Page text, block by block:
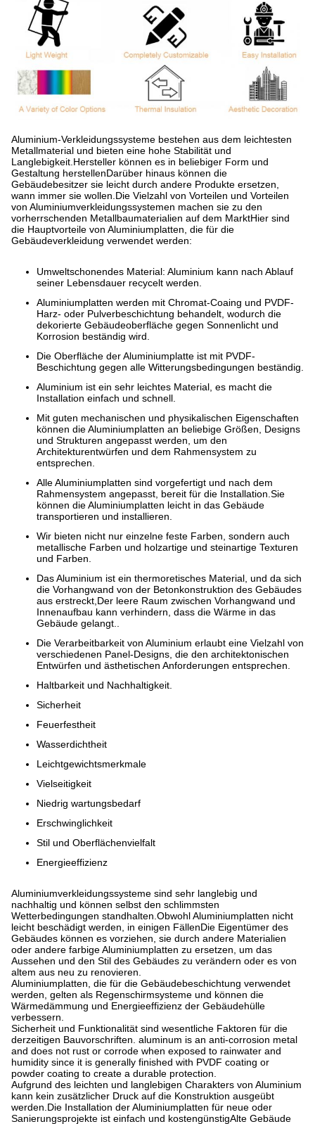
Aluminium-Verkleidungssysteme bestehen aus dem leichtesten
Metallmaterial und bieten eine hohe Stabilität und
Langlebigkeit.Hersteller können es in beliebiger Form und
Gestaltung herstellenDarüber hinaus können die
Gebäudebesitzer sie leicht durch andere Produkte ersetzen,
wann immer sie wollen.Die Vielzahl von Vorteilen und Vorteilen
von Aluminiumverkleidungssystemen machen sie zu den
vorherrschenden Metallbaumaterialien auf dem MarktHier sind
die Hauptvorteile von Aluminiumplatten, die für die
Gebäudeverkleidung verwendet werden:
Umweltschonendes Material: Aluminium kann nach Ablauf
seiner Lebensdauer recycelt werden.
Aluminiumplatten werden mit Chromat-Coaing und PVDF-
Harz- oder Pulverbeschichtung behandelt, wodurch die
dekorierte Gebäudeoberfläche gegen Sonnenlicht und
Korrosion beständig wird.
Die Oberfläche der Aluminiumplatte ist mit PVDF-
Beschichtung gegen alle Witterungsbedingungen beständig.
Aluminium ist ein sehr leichtes Material, es macht die
Installation einfach und schnell.
Mit guten mechanischen und physikalischen Eigenschaften
können die Aluminiumplatten an beliebige Größen, Designs
und Strukturen angepasst werden, um den
Architekturentwürfen und dem Rahmensystem zu
entsprechen.
Alle Aluminiumplatten sind vorgefertigt und nach dem
Rahmensystem angepasst, bereit für die Installation.Sie
können die Aluminiumplatten leicht in das Gebäude
transportieren und installieren.
Wir bieten nicht nur einzelne feste Farben, sondern auch
metallische Farben und holzartige und steinartige Texturen
und Farben.
Das Aluminium ist ein thermoretisches Material, und da sich
die Vorhangwand von der Betonkonstruktion des Gebäudes
aus erstreckt,Der leere Raum zwischen Vorhangwand und
Innenaufbau kann verhindern, dass die Wärme in das
Gebäude gelangt..
Die Verarbeitbarkeit von Aluminium erlaubt eine Vielzahl von
verschiedenen Panel-Designs, die den architektonischen
Entwürfen und ästhetischen Anforderungen entsprechen.
Haltbarkeit und Nachhaltigkeit.
Sicherheit
Feuerfestheit
Wasserdichtheit
Leichtgewichtsmerkmale
Vielseitigkeit
Niedrig wartungsbedarf
Erschwinglichkeit
Stil und Oberflächenvielfalt
Energieeffizienz
Aluminiumverkleidungssysteme sind sehr langlebig und
nachhaltig und können selbst den schlimmsten
Wetterbedingungen standhalten.Obwohl Aluminiumplatten nicht
leicht beschädigt werden, in einigen FällenDie Eigentümer des
Gebäudes können es vorziehen, sie durch andere Materialien
oder andere farbige Aluminiumplatten zu ersetzen, um das
Aussehen und den Stil des Gebäudes zu verändern oder es von
altem aus neu zu renovieren.
Aluminiumplatten, die für die Gebäudebeschichtung verwendet
werden, gelten als Regenschirmsysteme und können die
Wärmedämmung und Energieeffizienz der Gebäudehülle
verbessern.
Sicherheit und Funktionalität sind wesentliche Faktoren für die
derzeitigen Bauvorschriften. aluminum is an anti-corrosion metal
and does not rust or corrode when exposed to rainwater and
humidity since it is generally finished with PVDF coating or
powder coating to create a durable protection.
Aufgrund des leichten und langlebigen Charakters von Aluminium
kann kein zusätzlicher Druck auf die Konstruktion ausgeübt
werden.Die Installation der Aluminiumplatten für neue oder
Sanierungsprojekte ist einfach und kostengünstigAlte Gebäude